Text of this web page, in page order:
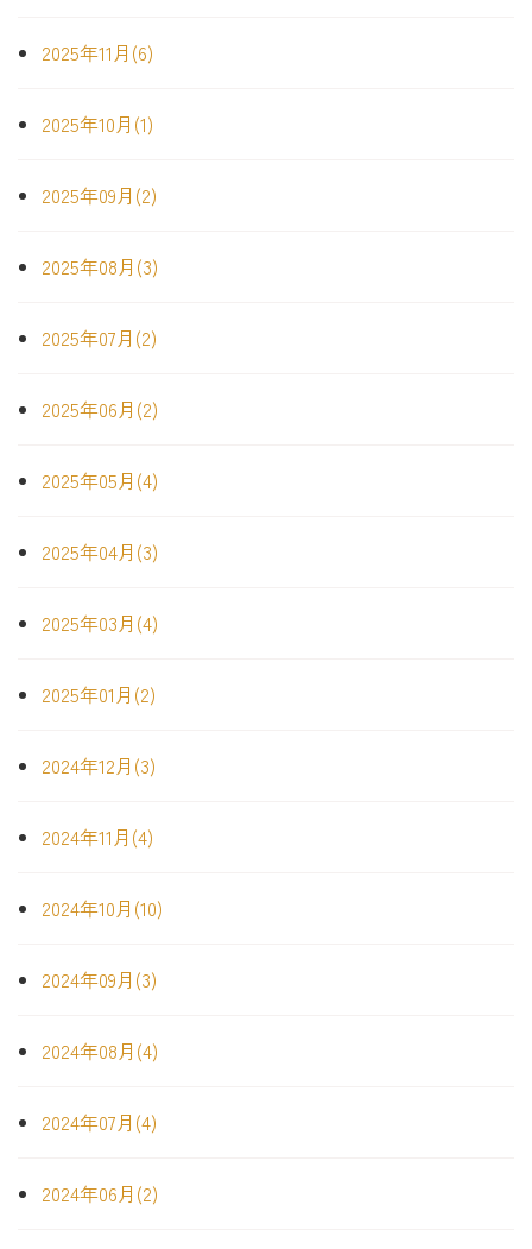
2025年11月(6)
2025年10月(1)
2025年09月(2)
2025年08月(3)
2025年07月(2)
2025年06月(2)
2025年05月(4)
2025年04月(3)
2025年03月(4)
2025年01月(2)
2024年12月(3)
2024年11月(4)
2024年10月(10)
2024年09月(3)
2024年08月(4)
2024年07月(4)
2024年06月(2)